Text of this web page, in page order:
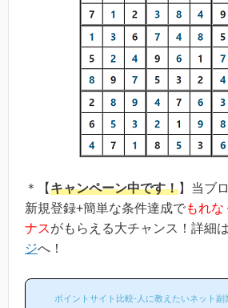
＊【キャンペーン中です！】当ブ
新規登録+簡単な条件達成でもれ
ナスがもらえる大チャンス！詳細は
ジへ！
ポイントサイト比較-人に教えたいネット